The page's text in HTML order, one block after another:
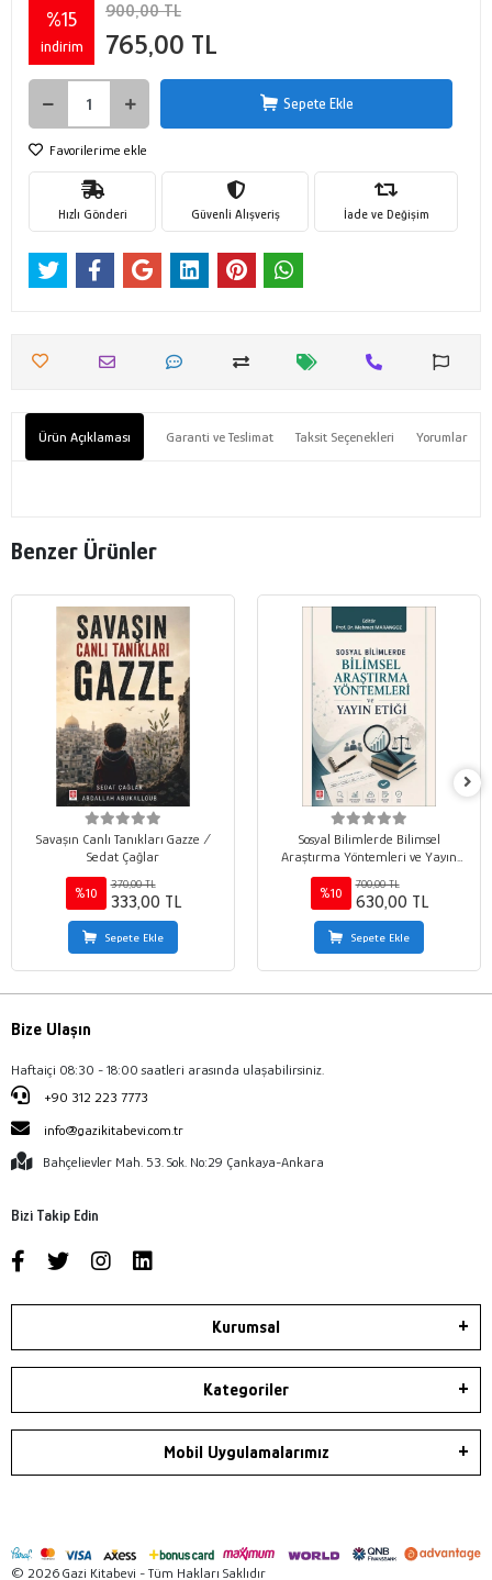
%15
indirim
900,00 TL
765,00 TL
Sepete Ekle
Favorilerime ekle
Hızlı Gönderi Güvenli Alışveriş İade ve Değişim
Ürün Açıklaması Garanti ve Teslimat Taksit Seçenekleri Yorumlar
Benzer Ürünler
Savaşın Canlı Tanıkları Gazze /
Sedat Çağlar
%10
370,00 TL
333,00 TL
Sepete Ekle
Sosyal Bilimlerde Bilimsel
Araştırma Yöntemleri ve Yayın
Etiği / Mehmet Marangoz
%10
700,00 TL
630,00 TL
Sepete Ekle
Bize Ulaşın
Haftaiçi 08:30 - 18:00 saatleri arasında ulaşabilirsiniz.
+90 312 223 7773
info@gazikitabevi.com.tr
Bahçelievler Mah. 53. Sok. No:29 Çankaya-Ankara
Bizi Takip Edin
Kurumsal
Kategoriler
Mobil Uygulamalarımız
© 2026 Gazi Kitabevi - Tüm Hakları Saklıdır